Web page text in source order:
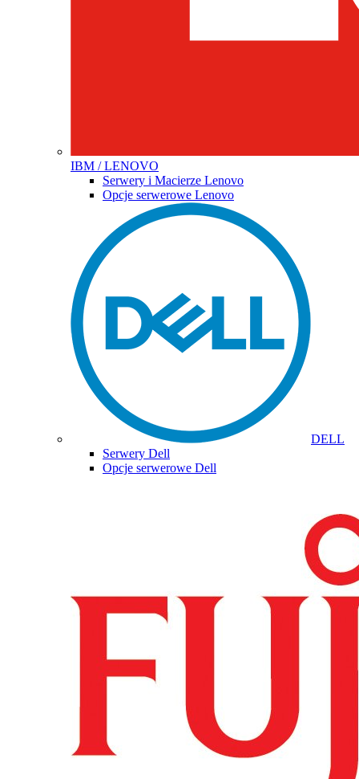
IBM / LENOVO
Serwery i Macierze Lenovo
Opcje serwerowe Lenovo
DELL
Serwery Dell
Opcje serwerowe Dell